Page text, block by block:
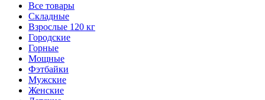
Все товары
Складные
Взрослые 120 кг
Городские
Горные
Мощные
Фэтбайки
Мужские
Женские